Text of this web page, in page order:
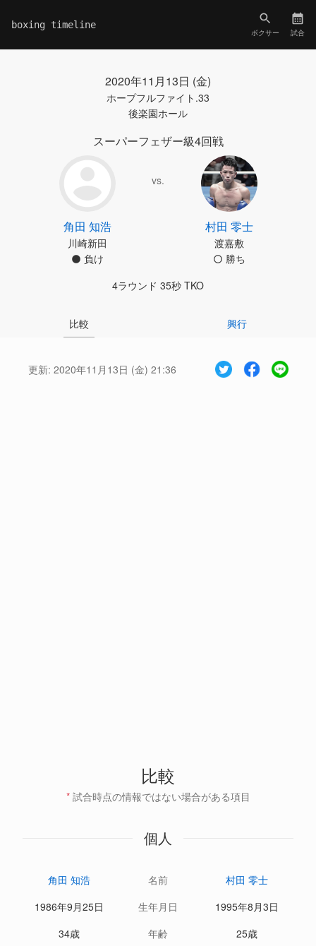
boxing timeline
ボクサー 試合
2020年11月13日 (金)
ホープフルファイト.33
後楽園ホール
スーパーフェザー級4回戦
角田 知浩
川崎新田
負け
vs.
村田 零士
渡嘉敷
勝ち
4ラウンド 35秒 TKO
比較 興行
更新: 2020年11月13日 (金) 21:36
比較
* 試合時点の情報ではない場合がある項目
個人
角田 知浩 名前
村田 零士
1986年9月25日
生年月日
1995年8月3日
34歳
年齢
25歳